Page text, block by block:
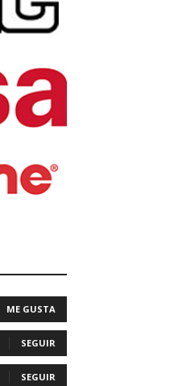
ME GUSTA
SEGUIR
SEGUIR